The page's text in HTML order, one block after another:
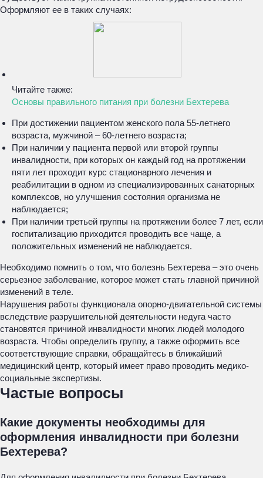
Оформляют ее в таких случаях:
Читайте также:
Основы правильного питания при болезни Бехтерева
При достижении пациентом женского пола 55-летнего
возраста, мужчиной – 60-летнего возраста;
При наличии у пациента первой или второй группы
инвалидности, при которых он каждый год на протяжении
пяти лет проходит курс стационарного лечения и
реабилитации в одном из специализированных санаторных
комплексов, но улучшения состояния организма не
наблюдается;
При наличии третьей группы на протяжении более 7 лет, если
госпитализацию приходится проводить все чаще, а
положительных изменений не наблюдается.
Необходимо помнить о том, что болезнь Бехтерева – это очень
серьезное заболевание, которое может стать главной причиной
изменений в теле.
Нарушения работы функционала опорно-двигательной системы
вследствие разрушительной деятельности недуга часто
становятся причиной инвалидности многих людей молодого
возраста. Чтобы определить группу, а также оформить все
соответствующие справки, обращайтесь в ближайший
медицинский центр, который имеет право проводить медико-
социальные экспертизы.
Частые вопросы
Какие документы необходимы для
оформления инвалидности при болезни
Бехтерева?